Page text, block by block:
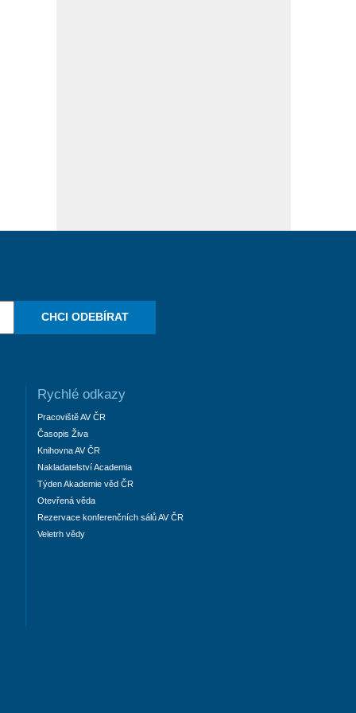
CHCI ODEBÍRAT
Rychlé odkazy
Pracoviště AV ČR
Časopis Živa
Knihovna AV ČR
Nakladatelství Academia
Týden Akademie věd ČR
Otevřená věda
Rezervace konferenčních sálů AV ČR
Veletrh vědy